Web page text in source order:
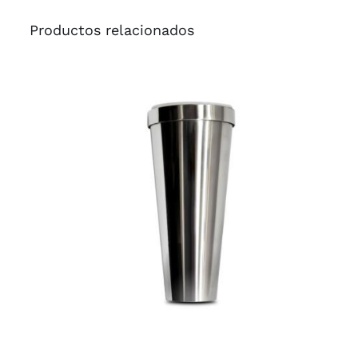
Productos relacionados
AÑADIR AL CARRITO /